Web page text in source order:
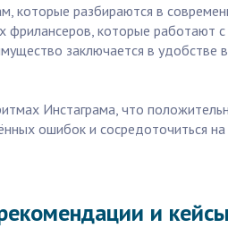
которые разбираются в
которые работают
заключается в удобстве
Инстаграма, что
ошибок и сосредоточиться
и кейсы